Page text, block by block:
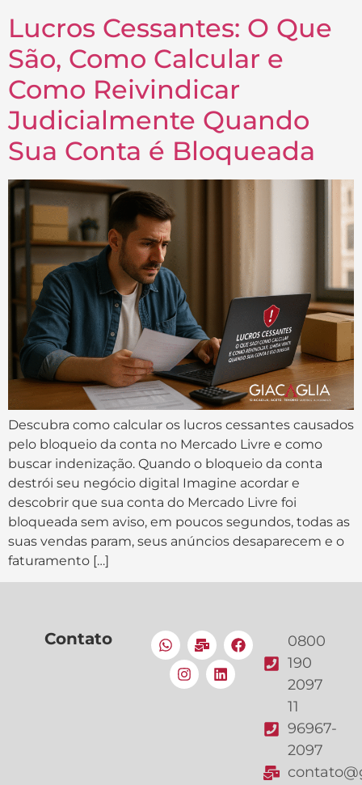
Lucros Cessantes: O Que
São, Como Calcular e
Como Reivindicar
Judicialmente Quando
Sua Conta é Bloqueada
Descubra como calcular os lucros cessantes causados
pelo bloqueio da conta no Mercado Livre e como
buscar indenização. Quando o bloqueio da conta
destrói seu negócio digital Imagine acordar e
descobrir que sua conta do Mercado Livre foi
bloqueada sem aviso, em poucos segundos, todas as
suas vendas param, seus anúncios desaparecem e o
faturamento […]
Contato
0800
190
2097
11
96967-
2097